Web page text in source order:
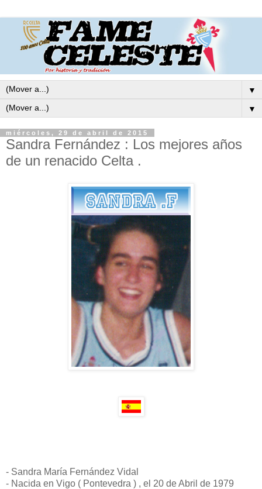
▼
▼
miércoles, 29 de abril de 2015
Sandra Fernández : Los mejores años
de un renacido Celta .
- Sandra María Fernández Vidal
- Nacida en Vigo ( Pontevedra ) , el 20 de Abril de 1979